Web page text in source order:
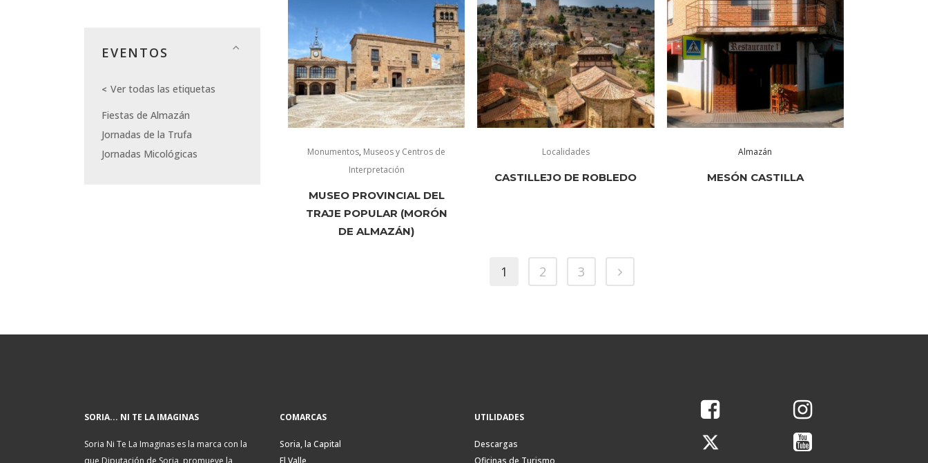
EVENTOS
Ver todas las etiquetas
Fiestas de Almazán
Jornadas de la Trufa
Jornadas Micológicas
Monumentos, Museos y Centros de
Interpretación
MUSEO PROVINCIAL DEL
TRAJE POPULAR (MORÓN
DE ALMAZÁN)
Localidades
CASTILLEJO DE ROBLEDO
Almazán
MESÓN CASTILLA
1 2 3
SORIA... NI TE LA IMAGINAS
Soria Ni Te La Imaginas es la marca con la
COMARCAS
Soria, la Capital
UTILIDADES
Descargas